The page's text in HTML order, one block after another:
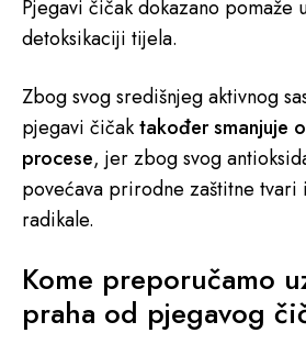
Pjegavi čičak dokazano pomaže
detoksikaciji tijela.
Zbog svog središnjeg aktivnog
pjegavi čičaktakođer smanjuje
procese, jer zbog svog
povećava prirodne zaštitne tvari
radikale.
Kome preporučamo
praha od pjegavog